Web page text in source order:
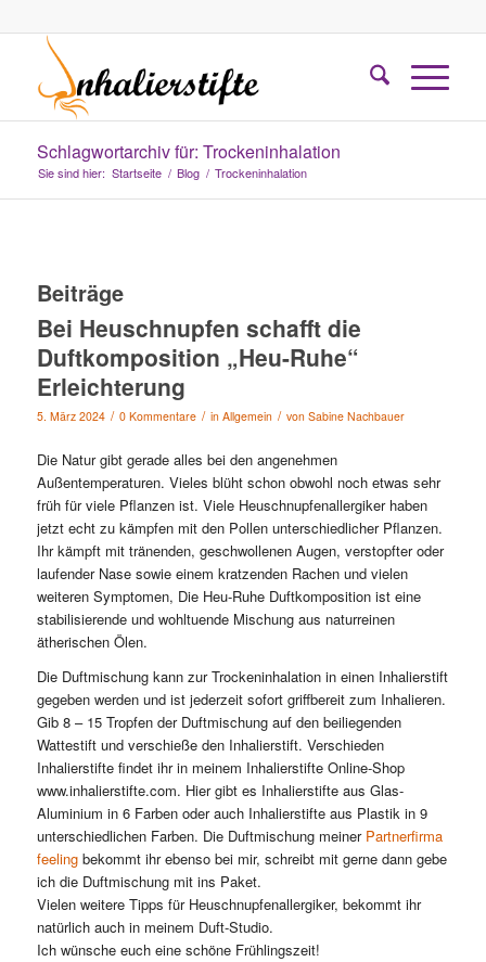
Schlagwortarchiv für: Trockeninhalation
Sie sind hier: Startseite / Blog / Trockeninhalation
Beiträge
Bei Heuschnupfen schafft die
Duftkomposition „Heu-Ruhe“
Erleichterung
5. März 2024 / 0 Kommentare / in Allgemein / von Sabine Nachbauer
Die Natur gibt gerade alles bei den angenehmen
Außentemperaturen. Vieles blüht schon obwohl noch etwas sehr
früh für viele Pflanzen ist. Viele Heuschnupfenallergiker haben
jetzt echt zu kämpfen mit den Pollen unterschiedlicher Pflanzen.
Ihr kämpft mit tränenden, geschwollenen Augen, verstopfter oder
laufender Nase sowie einem kratzenden Rachen und vielen
weiteren Symptomen, Die Heu-Ruhe Duftkomposition ist eine
stabilisierende und wohltuende Mischung aus naturreinen
ätherischen Ölen.
Die Duftmischung kann zur Trockeninhalation in einen Inhalierstift
gegeben werden und ist jederzeit sofort griffbereit zum Inhalieren.
Gib 8 – 15 Tropfen der Duftmischung auf den beiliegenden
Wattestift und verschieße den Inhalierstift. Verschieden
Inhalierstifte findet ihr in meinem Inhalierstifte Online-Shop
www.inhalierstifte.com. Hier gibt es Inhalierstifte aus Glas-
Aluminium in 6 Farben oder auch Inhalierstifte aus Plastik in 9
unterschiedlichen Farben. Die Duftmischung meiner Partnerfirma
feelingbekommt ihr ebenso bei mir, schreibt mit gerne dann gebe
ich die Duftmischung mit ins Paket.
Vielen weitere Tipps für Heuschnupfenallergiker, bekommt ihr
natürlich auch in meinem Duft-Studio.
Ich wünsche euch eine schöne Frühlingszeit!